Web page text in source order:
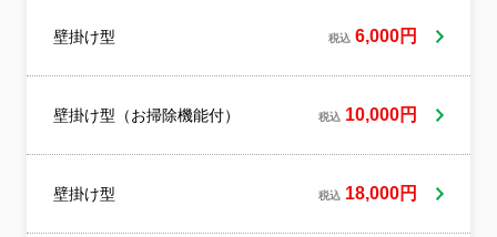
やさしい洗剤を使用しています。小さなお
子様がおられたり、ペットを飼われている
ください熟練のスタッフがお伺い♪しっかり
す。
壁掛け型 税込 6,000円
壁掛け型（お掃除機能付） 税込 10,000円
壁掛け型 税込 18,000円